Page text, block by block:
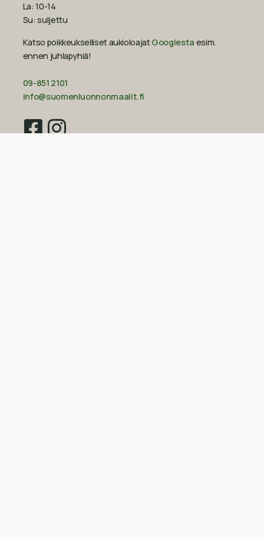
La: 10-14
Su: suljettu
Katso poikkeukselliset aukioloajatGooglesta esim.
ennen juhlapyhiä!‍
09-851 2101
info@suomenluonnonmaalit.fi